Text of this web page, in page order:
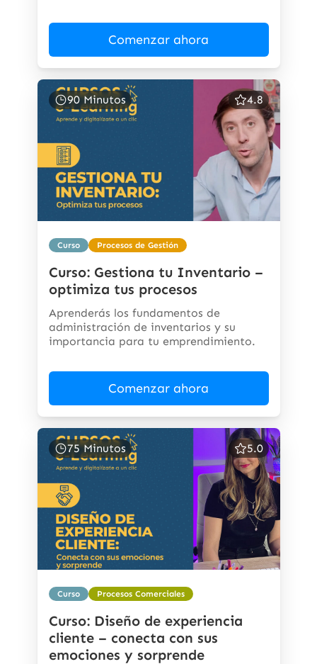
Comenzar ahora
90 Minutos 4.8
Curso Procesos de Gestión
Curso: Gestiona tu Inventario –
optimiza tus procesos
Aprenderás los fundamentos de
administración de inventarios y su
importancia para tu emprendimiento.
Comenzar ahora
75 Minutos 5.0
Curso Procesos Comerciales
Curso: Diseño de experiencia
cliente – conecta con sus
emociones y sorprende